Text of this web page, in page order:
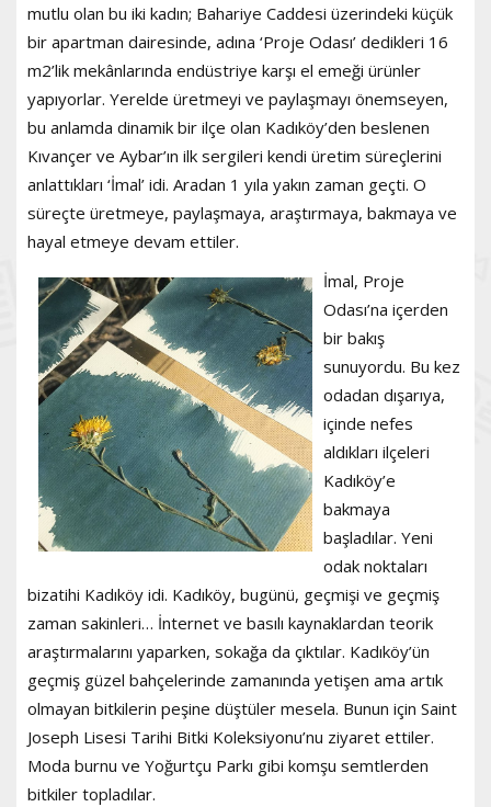
mutlu olan bu iki kadın; Bahariye Caddesi üzerindeki küçük
bir apartman dairesinde, adına ‘Proje Odası’ dedikleri 16
m2’lik mekânlarında endüstriye karşı el emeği ürünler
yapıyorlar. Yerelde üretmeyi ve paylaşmayı önemseyen,
bu anlamda dinamik bir ilçe olan Kadıköy’den beslenen
Kıvançer ve Aybar’ın ilk sergileri kendi üretim süreçlerini
anlattıkları ‘İmal’ idi. Aradan 1 yıla yakın zaman geçti. O
süreçte üretmeye, paylaşmaya, araştırmaya, bakmaya ve
hayal etmeye devam ettiler.
İmal, Proje
Odası’na içerden
bir bakış
sunuyordu. Bu kez
odadan dışarıya,
içinde nefes
aldıkları ilçeleri
Kadıköy’e
bakmaya
başladılar. Yeni
odak noktaları
bizatihi Kadıköy idi. Kadıköy, bugünü, geçmişi ve geçmiş
zaman sakinleri… İnternet ve basılı kaynaklardan teorik
araştırmalarını yaparken, sokağa da çıktılar. Kadıköy’ün
geçmiş güzel bahçelerinde zamanında yetişen ama artık
olmayan bitkilerin peşine düştüler mesela. Bunun için Saint
Joseph Lisesi Tarihi Bitki Koleksiyonu’nu ziyaret ettiler.
Moda burnu ve Yoğurtçu Parkı gibi komşu semtlerden
bitkiler topladılar.